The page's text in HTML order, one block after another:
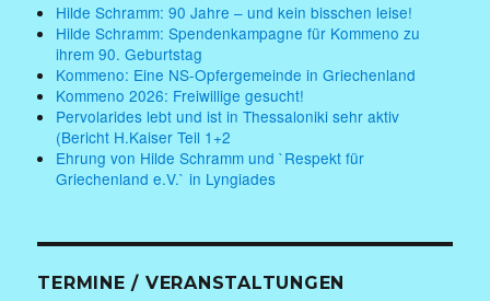
Hilde Schramm: 90 Jahre – und kein bisschen leise!
Hilde Schramm: Spendenkampagne für Kommeno zu
ihrem 90. Geburtstag
Kommeno: Eine NS-Opfergemeinde in Griechenland
Kommeno 2026: Freiwillige gesucht!
Pervolarides lebt und ist in Thessaloniki sehr aktiv
(Bericht H.Kaiser Teil 1+2
Ehrung von Hilde Schramm und `Respekt für
Griechenland e.V.` in Lyngiades
TERMINE / VERANSTALTUNGEN